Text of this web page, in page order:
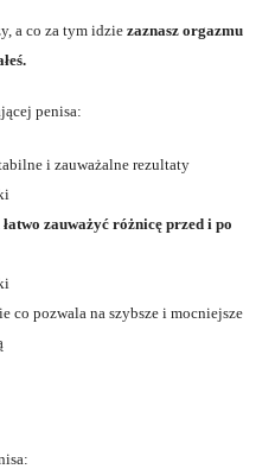
a co za tym idzie zaznasz orgazmu
penisa:
i zauważalne rezultaty
łatwo zauważyć różnicę przed i po
co pozwala na szybsze i mocniejsze